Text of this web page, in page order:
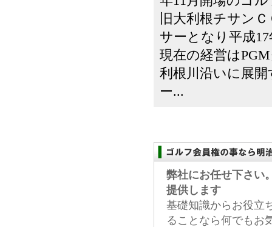
旧大利根チサン
サーとなり平成
現在の経営は
利根川沿いに展
ー...
弊社にお任せ下さい
提供します
基礎知識からお役立
ることなら何でもお